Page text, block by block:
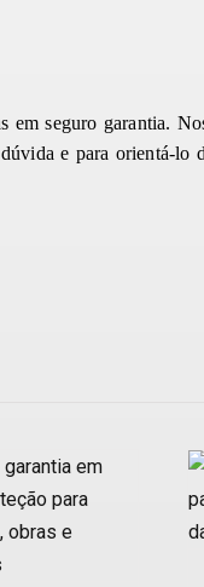
em seguro garantia.
e para orientá-lo
lança seguro
M&A